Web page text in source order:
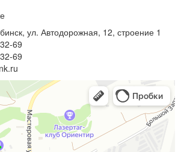
ул. Автодорожная, 12, строение 1
69
69